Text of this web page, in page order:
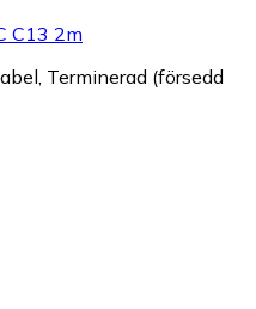
C13 2m
Terminerad (försedd